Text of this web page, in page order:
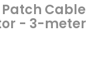
Cable
- 3-meter